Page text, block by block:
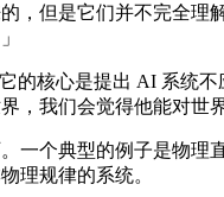
但是它们并不完全理
的核心是提出 AI 系统
，我们会觉得他能对世
个典型的例子是物理
理规律的系统。